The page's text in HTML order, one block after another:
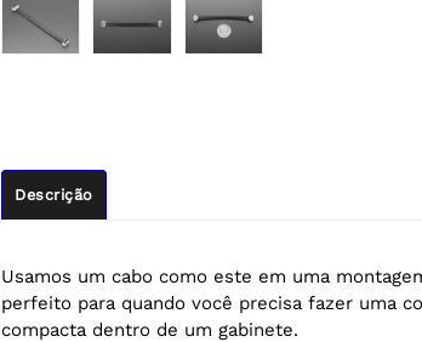
Descrição
Usamos um cabo como este em uma
perfeito para quando você precisa fazer uma
compacta dentro de um gabinete.